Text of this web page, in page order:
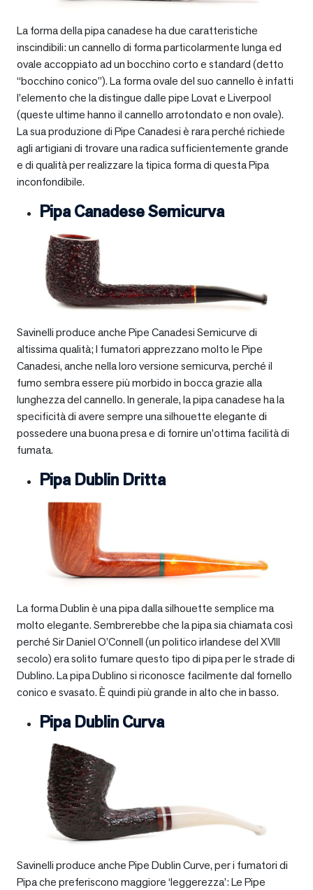
La forma della pipa canadese ha due caratteristiche
inscindibili: un cannello di forma particolarmente lunga ed
ovale accoppiato ad un bocchino corto e standard (detto
“bocchino conico”). La forma ovale del suo cannello è infatti
l’elemento che la distingue dalle pipe Lovat e Liverpool
(queste ultime hanno il cannello arrotondato e non ovale).
La sua produzione di Pipe Canadesi è rara perché richiede
agli artigiani di trovare una radica sufficientemente grande
e di qualità per realizzare la tipica forma di questa Pipa
inconfondibile.
Pipa Canadese Semicurva
Savinelli produce anche Pipe Canadesi Semicurve di
altissima qualità; I fumatori apprezzano molto le Pipe
Canadesi, anche nella loro versione semicurva, perché il
fumo sembra essere più morbido in bocca grazie alla
lunghezza del cannello. In generale, la pipa canadese ha la
specificità di avere sempre una silhouette elegante di
possedere una buona presa e di fornire un’ottima facilità di
fumata.
Pipa Dublin Dritta
La forma Dublin è una pipa dalla silhouette semplice ma
molto elegante. Sembrerebbe che la pipa sia chiamata così
perché Sir Daniel O’Connell (un politico irlandese del XVIII
secolo) era solito fumare questo tipo di pipa per le strade di
Dublino. La pipa Dublino si riconosce facilmente dal fornello
conico e svasato. È quindi più grande in alto che in basso.
Pipa Dublin Curva
Savinelli produce anche Pipe Dublin Curve, per i fumatori di
Pipa che preferiscono maggiore ‘leggerezza’: Le Pipe